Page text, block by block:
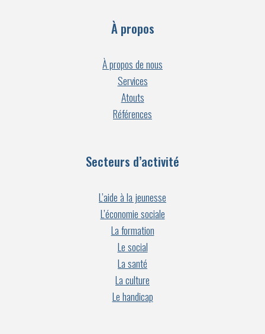
À propos
À propos de nous
Services
Atouts
Références
Secteurs d’activité
L’aide à la jeunesse
L’économie sociale
La formation
Le social
La santé
La culture
Le handicap